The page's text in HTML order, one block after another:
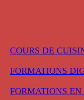
COURS DE
FORMATIONS
FORMATIONS EN